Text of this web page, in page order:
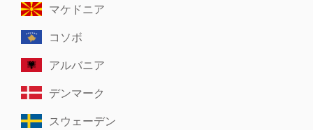
マケドニア
コソボ
アルバニア
デンマーク
スウェーデン